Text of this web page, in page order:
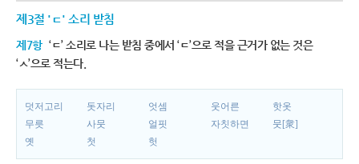
제3절 'ㄷ' 소리 받침
제7항 ‘ㄷ’ 소리로 나는 받침 중에서 ‘ㄷ’으로 적을 근거가 없는 것은
‘ㅅ’으로 적는다.
덧저고리 돗자리 엇셈 웃어른
핫옷
무릇
사뭇 얼핏 자칫하면
뭇[衆]
옛
첫 헛